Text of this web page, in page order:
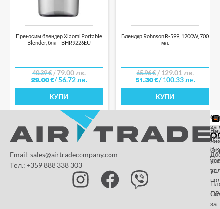
Преносим блендер Xiaomi Portable
Blender, бял – BHR9226EU
40.39€/ 79.00 лв.
29.00€/ 56.72 лв.
КУПИ
Блендер Rohnson R-599, 1200W, 700
мл.
65.96€/ 129.01 лв.
51.30€/ 100.33 лв.
КУПИ
Email: sales@airtradecompany.com
Тел.: +359 888 338 303
За
нас
и
за
за
за